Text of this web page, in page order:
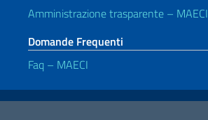
Amministrazione trasparente – MAECI
Domande Frequenti
Faq – MAECI
Link Utili